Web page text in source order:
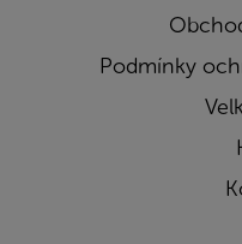
Podmínky